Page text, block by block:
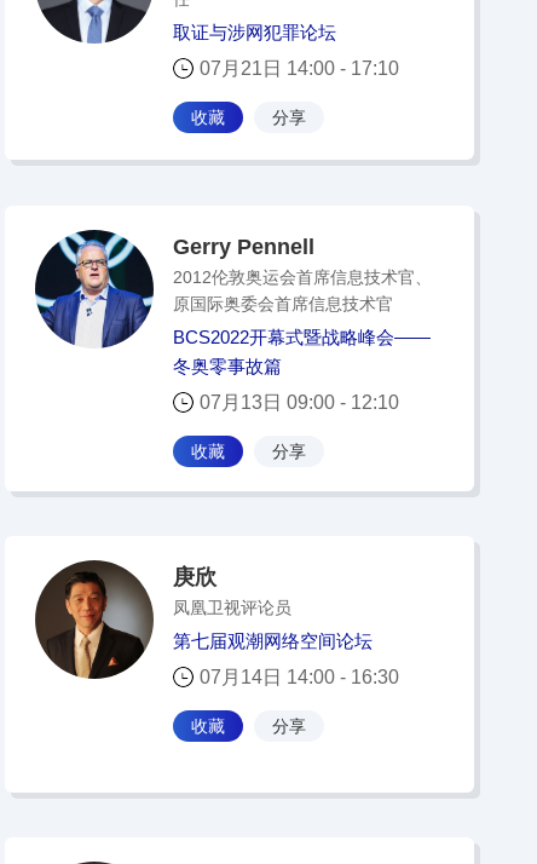
取证与涉网犯罪论坛
07月21日 14:00 - 17:10
收藏 分享
Gerry Pennell
2012伦敦奥运会首席信息技术官、
原国际奥委会首席信息技术官
BCS2022开幕式暨战略峰会——
冬奥零事故篇
07月13日 09:00 - 12:10
收藏 分享
庚欣
凤凰卫视评论员
第七届观潮网络空间论坛
07月14日 14:00 - 16:30
收藏 分享